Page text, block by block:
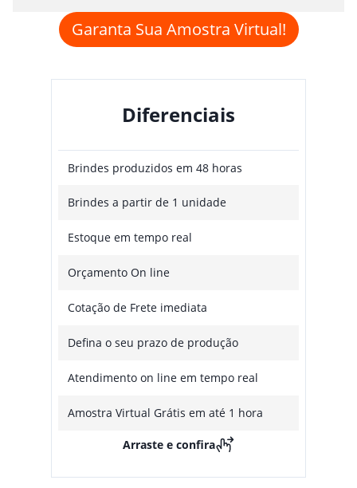
Garanta Sua Amostra Virtual!
Diferenciais
Brindes produzidos em 48 horas
Brindes a partir de 1 unidade
Estoque em tempo real
Orçamento On line
Cotação de Frete imediata
Defina o seu prazo de produção
Atendimento on line em tempo real
Amostra Virtual Grátis em até 1 hora
Arraste e confira